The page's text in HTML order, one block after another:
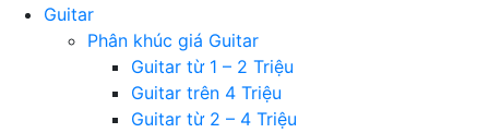
Guitar
Phân khúc giá Guitar
Guitar từ 1 – 2 Triệu
Guitar trên 4 Triệu
Guitar từ 2 – 4 Triệu